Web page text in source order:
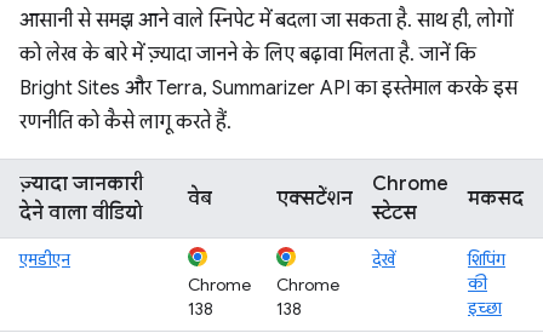
आसानी से समझ आने वाले स्निपेट में बदला जा सकता है. साथ ही, लोगों
को लेख के बारे में ज़्यादा जानने के लिए बढ़ावा मिलता है. जानें कि
Bright Sites और Terra, Summarizer API का इस्तेमाल करके इस
रणनीति को कैसे लागू करते हैं.
ज़्यादा जानकारी
देने वाला वीडियो
वेब एक्सटेंशन
Chrome
स्टेटस
मकसद
एमडीएन
Chrome
138
Chrome
138
देखें
शिपिंग
की
इच्छा